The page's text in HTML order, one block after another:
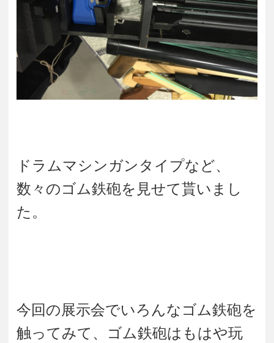
ドラムマシンガンタイプなど、
数々のゴム鉄砲を見せて貰いまし
た。
今回の展示会でいろんなゴム鉄砲を
触ってみて、ゴム鉄砲はもはや玩